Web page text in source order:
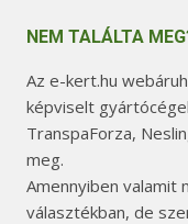
NEM TALÁLTA
Az e-kert.hu
képviselt
TranspaForza,
meg.
Amennyiben valamit
választékban, de